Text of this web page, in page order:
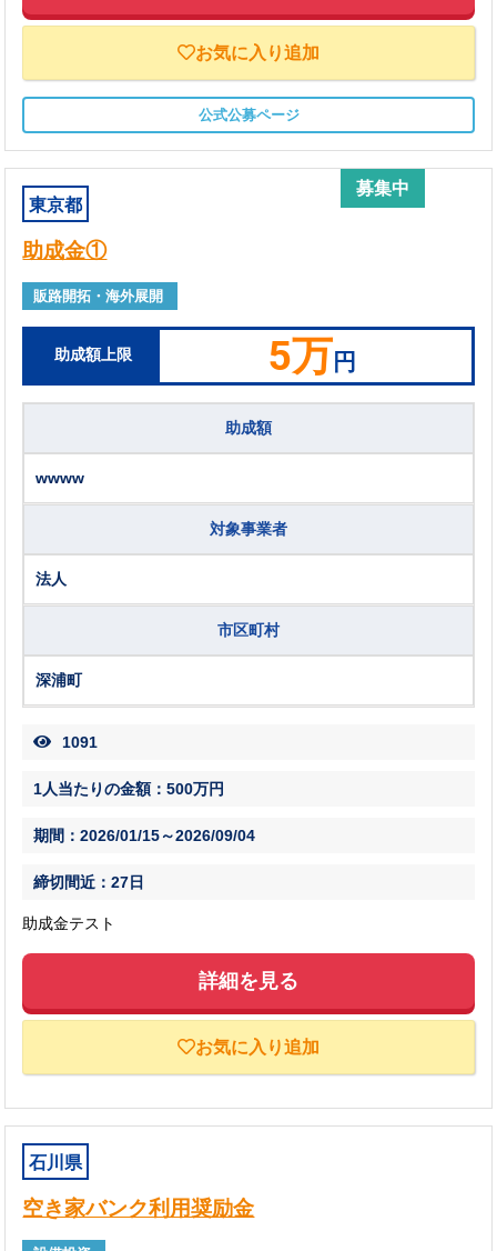
お気に入り追加
公式公募ページ
募集中
東京都
助成金①
販路開拓・海外展開
助成額上限 5万円
助成額
wwww
対象事業者
法人
市区町村
深浦町
1091
1人当たりの金額：500万円
期間：2026/01/15～2026/09/04
締切間近：27日
助成金テスト
詳細を見る
お気に入り追加
石川県
空き家バンク利用奨励金